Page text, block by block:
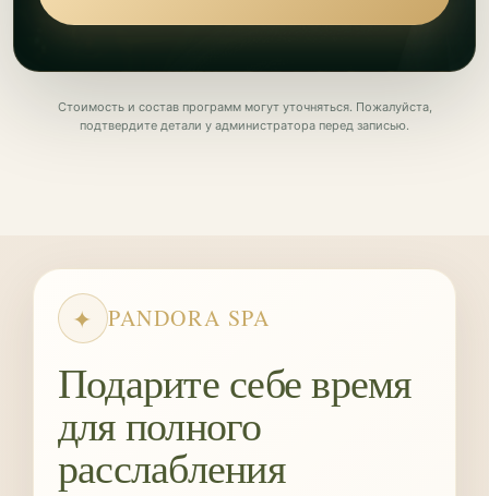
Стоимость и состав программ могут уточняться. Пожалуйста,
подтвердите детали у администратора перед записью.
✦ PANDORA SPA
Подарите себе время
для полного
расслабления